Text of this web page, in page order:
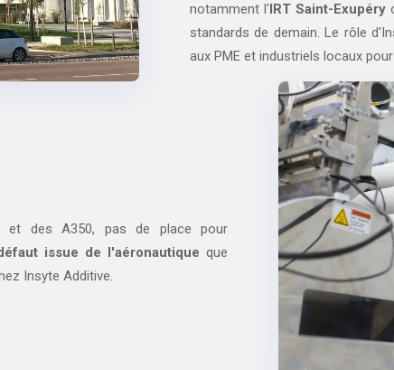
notamment l'IRT Saint-Exupéry
standards de demain. Le rôle
aux PME et industriels locaux
et des A350, pas de place pour
issue de l'aéronautique que
Insyte Additive.